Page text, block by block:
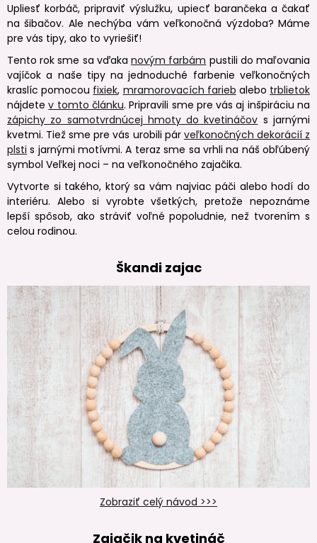
Upliesť korbáč, pripraviť výslužku, upiecť barančeka a čakať
na šibačov. Ale nechýba vám veľkonočná výzdoba? Máme
pre vás tipy, ako to vyriešiť!
Tento rok sme sa vďakanovým farbám pustili do maľovania
vajíčok a naše tipy na jednoduché farbenie veľkonočných
kraslíc pomocou fixiek, mramorovacích farieb alebo trblietok
nájdetev tomto článku. Pripravili sme pre vás aj inšpiráciu na
zápichy zo samotvrdnúcej hmoty do kvetináčov s jarnými
kvetmi. Tiež sme pre vás urobili pár veľkonočných dekorácií z
plsti s jarnými motívmi. A teraz sme sa vrhli na náš obľúbený
symbol Veľkej noci – na veľkonočného zajačika.
Vytvorte si takého, ktorý sa vám najviac páči alebo hodí do
interiéru. Alebo si vyrobte všetkých, pretože nepoznáme
lepší spôsob, ako stráviť voľné popoludnie, než tvorením s
celou rodinou.
Škandi zajac
Zobraziť celý návod >>>
Zajačik na kvetináč